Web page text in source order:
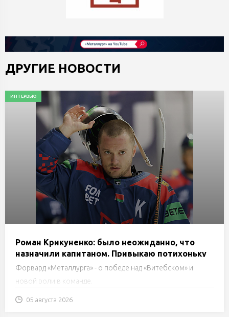
ДРУГИЕ НОВОСТИ
ИНТЕРВЬЮ
Роман Крикуненко: было неожиданно, что
назначили капитаном. Привыкаю потихоньку
Форвард «Металлурга» - о победе над «Витебском» и
новой роли в команде.
05 августа 2026